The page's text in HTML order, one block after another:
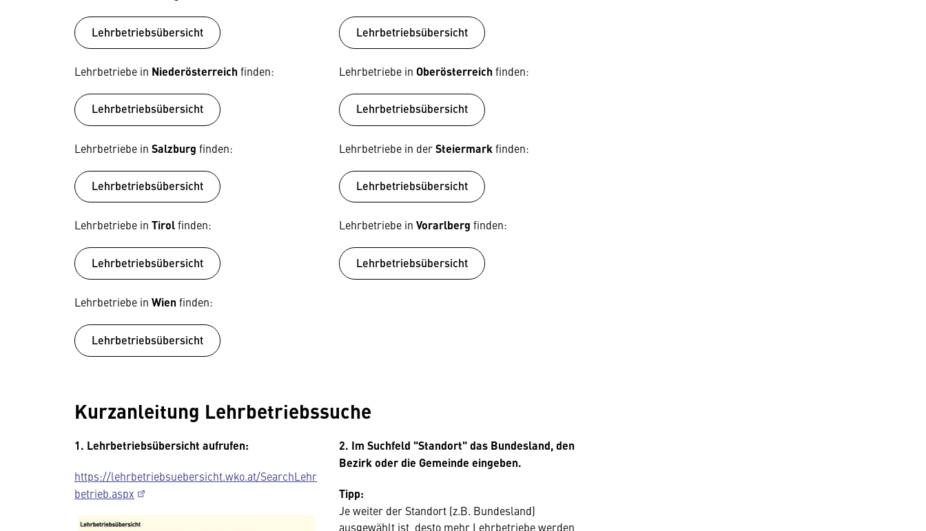
Lehrbetriebsübersicht Lehrbetriebsübersicht
Lehrbetriebe in Niederösterreich finden:
Lehrbetriebsübersicht
Lehrbetriebe in Oberösterreich finden:
Lehrbetriebsübersicht
Lehrbetriebe in Salzburg finden:
Lehrbetriebsübersicht
Lehrbetriebe in derSteiermarkfinden:
Lehrbetriebsübersicht
Lehrbetriebe in Tirolfinden:
Lehrbetriebsübersicht
Lehrbetriebe in Vorarlberg finden:
Lehrbetriebsübersicht
Lehrbetriebe in Wien finden:
Lehrbetriebsübersicht
Kurzanleitung Lehrbetriebssuche
1. Lehrbetriebsübersicht aufrufen:
https://lehrbetriebsuebersicht.wko.at/SearchLehr
betrieb.aspx
2. Im Suchfeld "Standort"das Bundesland, den
Bezirk oder die Gemeinde eingeben.
Tipp:
Je weiter der Standort (z.B. Bundesland)
ausgewählt ist, desto mehr Lehrbetriebe werden